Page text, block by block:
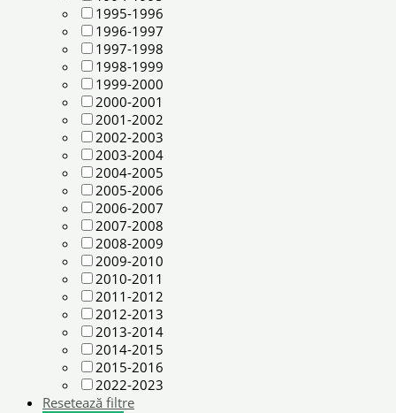
1995-1996
1996-1997
1997-1998
1998-1999
1999-2000
2000-2001
2001-2002
2002-2003
2003-2004
2004-2005
2005-2006
2006-2007
2007-2008
2008-2009
2009-2010
2010-2011
2011-2012
2012-2013
2013-2014
2014-2015
2015-2016
2022-2023
Resetează filtre